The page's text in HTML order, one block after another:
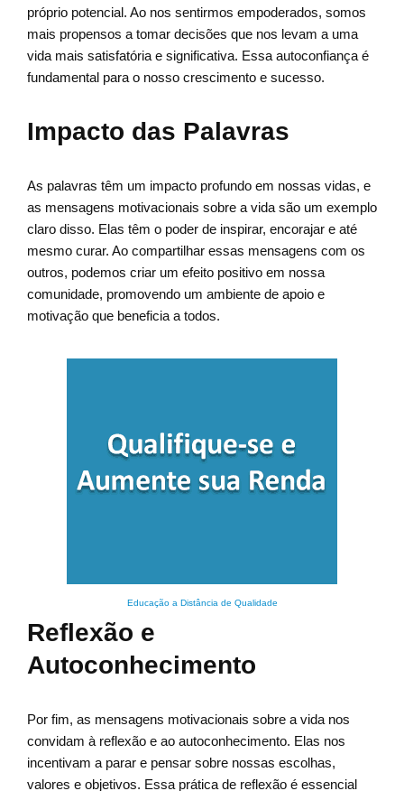
próprio potencial. Ao nos sentirmos empoderados, somos
mais propensos a tomar decisões que nos levam a uma
vida mais satisfatória e significativa. Essa autoconfiança é
fundamental para o nosso crescimento e sucesso.
Impacto das Palavras
As palavras têm um impacto profundo em nossas vidas, e
as mensagens motivacionais sobre a vida são um exemplo
claro disso. Elas têm o poder de inspirar, encorajar e até
mesmo curar. Ao compartilhar essas mensagens com os
outros, podemos criar um efeito positivo em nossa
comunidade, promovendo um ambiente de apoio e
motivação que beneficia a todos.
Educação a Distância de Qualidade
Reflexão e
Autoconhecimento
Por fim, as mensagens motivacionais sobre a vida nos
convidam à reflexão e ao autoconhecimento. Elas nos
incentivam a parar e pensar sobre nossas escolhas,
valores e objetivos. Essa prática de reflexão é essencial